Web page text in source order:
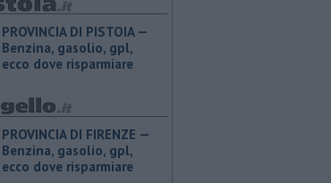
PROVINCIA DI PISTOIA — ​
Benzina, gasolio, gpl,
ecco dove risparmiare
PROVINCIA DI FIRENZE — ​
Benzina, gasolio, gpl,
ecco dove risparmiare